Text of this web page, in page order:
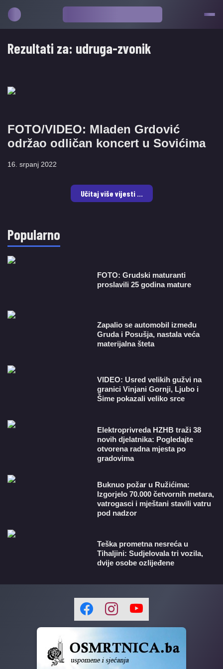
Rezultati za: udruga-zvonik
FOTO/VIDEO: Mladen Grdović
održao odličan koncert u Sovićima
16. srpanj 2022
Učitaj više vijesti ...
Popularno
FOTO: Grudski maturanti
proslavili 25 godina mature
Zapalio se automobil između
Gruda i Posušja, nastala veća
materijalna šteta
VIDEO: Usred velikih gužvi na
granici Vinjani Gornji, Ljubo i
Šime pokazali veliko srce
​Elektroprivreda HZHB traži 38
novih djelatnika: Pogledajte
otvorena radna mjesta po
gradovima
Buknuo požar u Ružićima:
Izgorjelo 70.000 četvornih metara,
vatrogasci i mještani stavili vatru
pod nadzor
Teška prometna nesreća u
Tihaljini: Sudjelovala tri vozila,
dvije osobe ozlijeđene